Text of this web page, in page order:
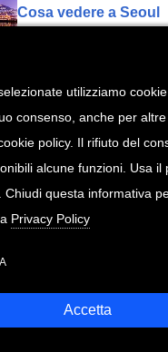
Cosa vedere a Seoul
Museo nazionale Folk
Cosa vedere a Busan
utilizziamo
consenso, anche per
policy. Il rifiuto del
alcune funzioni. Usa il
Chiudi questa informativa
Privacy Policy
Accetta